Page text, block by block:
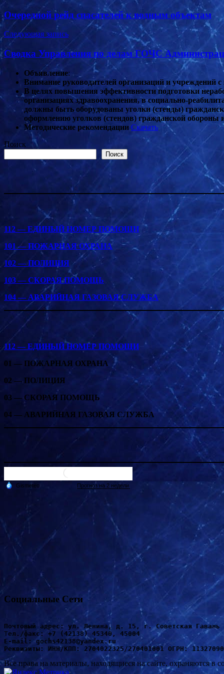
по
записям
Очередной рейд спасателей к водным объектам
Следующая запись
Сводка Управления по делам ГОЧС
Объявление:
Внимание руководителей организаций и учреждений
В целях повышения эффективности подготовки
организациях здравоохранения, в социально-
должны быть оборудованы уголки (стенды)
оформлению уголков (стендов) гражданской
Методические рекомендации Скачать
Поиск
Поиск
112 — ЕДИНЫЙ НОМЕР ПОМОЩИ
101 — ПОЖАРНАЯ ОХРАНА
102 — ПОЛИЦИЯ
103 — СКОРАЯ ПОМОЩЬ
104 — АВАРИЙНАЯ ГАЗОВАЯ СЛУЖБА
112 — ЕДИНЫЙ НОМЕР ПОМОЩИ
01 — ПОЖАРНАЯ ОХРАНА
02 — ПОЛИЦИЯ
03 — СКОРАЯ ПОМОЩЬ
04 — АВАРИЙНАЯ ГАЗОВАЯ СЛУЖБА
Социальные Сети
Почтовый адрес: ул. Ленина, д. 15, г. Советская Гавань
Тел./факс: +7 (42138) 45340, 45004
Е-mail: gochs42138@yandex.ru
Реквизиты: ИНН/КПП: 2704022325/270401001 ОГРН:
Все права на материалы, находящиеся на сайте, охраняются в